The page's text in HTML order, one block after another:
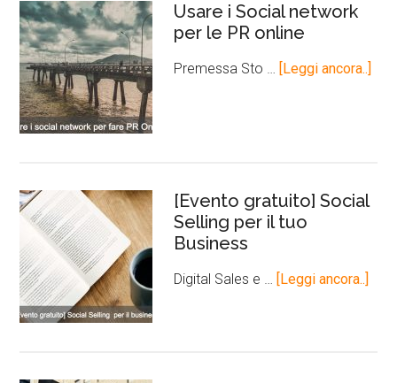
Usare i Social network
per le PR online
Premessa Sto … [Leggi ancora..]
[Evento gratuito] Social
Selling per il tuo
Business
Digital Sales e … [Leggi ancora..]